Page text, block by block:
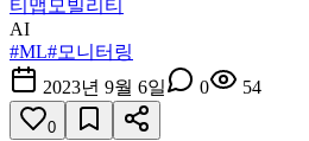
티맵모빌리티
AI
#ML#모니터링
2023년 9월 6일
0 54
0